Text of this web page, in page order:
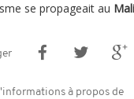
se propageait au Mali
à propos de